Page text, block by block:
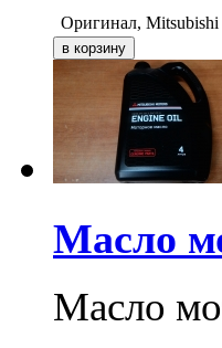
Оригинал, Mitsubishi
Масло
Масло